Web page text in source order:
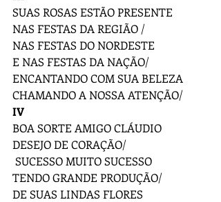
SUAS ROSAS ESTÃO PRESENTE
NAS FESTAS DA REGIÃO /
NAS FESTAS DO NORDESTE
E NAS FESTAS DA NAÇÃO/
ENCANTANDO COM SUA BELEZA
CHAMANDO A NOSSA ATENÇÃO/
IV
BOA SORTE AMIGO CLÁUDIO
DESEJO DE CORAÇÃO/
SUCESSO MUITO SUCESSO
TENDO GRANDE PRODUÇÃO/
DE SUAS LINDAS FLORES